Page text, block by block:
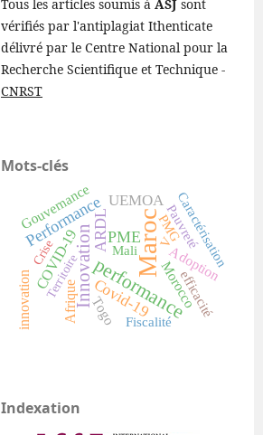
Tous les articles soumis à ASJ sont
vérifiés par l'antiplagiat Ithenticate
délivré par le Centre National pour la
Recherche Scientifique et Technique -
CNRST
Mots-clés
Maroc
performance
Innovation
PerformanceARDLPME
Covid-19
UEMOA
Afrique
COVID-19
Gouvernance
Morocco
Adoption
innovation Togo
Pauvreté
Fiscalité
Caractérisation
V
Mali
PMG
efficacité
Territoire
Crise
Indexation